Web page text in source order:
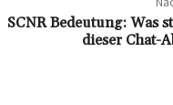
SCNR Bedeutung: Was
dieser Chat-